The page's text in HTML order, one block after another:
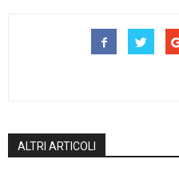
ALTRI ARTICOLI